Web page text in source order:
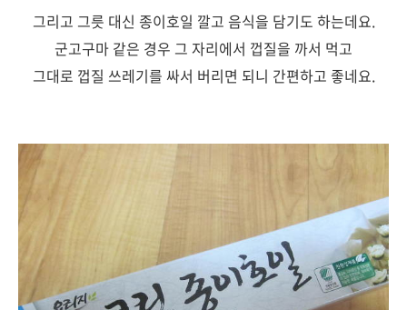
그리고 그릇 대신 종이호일 깔고 음식을 담기도 하는데요.
군고구마 같은 경우 그 자리에서 껍질을 까서 먹고
그대로 껍질 쓰레기를 싸서 버리면 되니 간편하고 좋네요.